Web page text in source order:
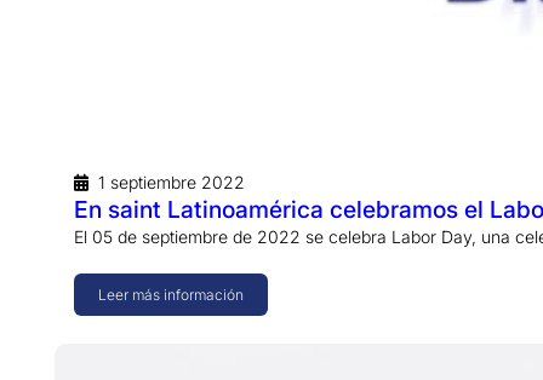
1 septiembre 2022
En saint Latinoamérica celebramos el
El 05 de septiembre de 2022 se celebra Labor Day, una
Leer más información